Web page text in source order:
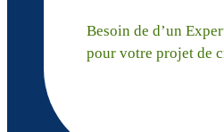
Besoin de d’un
pour votre projet de